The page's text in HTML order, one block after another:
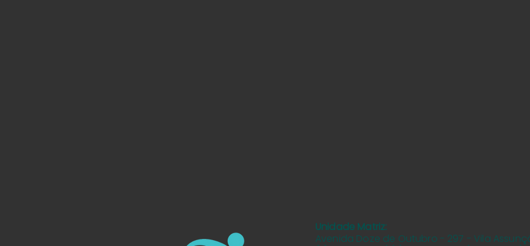
Unidade Matriz:
Avenida Doze de Outubro - 297 - Vila